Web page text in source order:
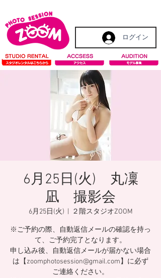
ログイン
6月25日(火) 丸凜
凪 撮影会
6月25日(火) ２階スタジオZOOM
※ご予約の際、自動返信メールの確認を持っ
て、ご予約完了となります。
申し込み後、自動返信メールが届かない場合
は【zoomphotosession@gmail.com】に必ず
ご連絡ください。